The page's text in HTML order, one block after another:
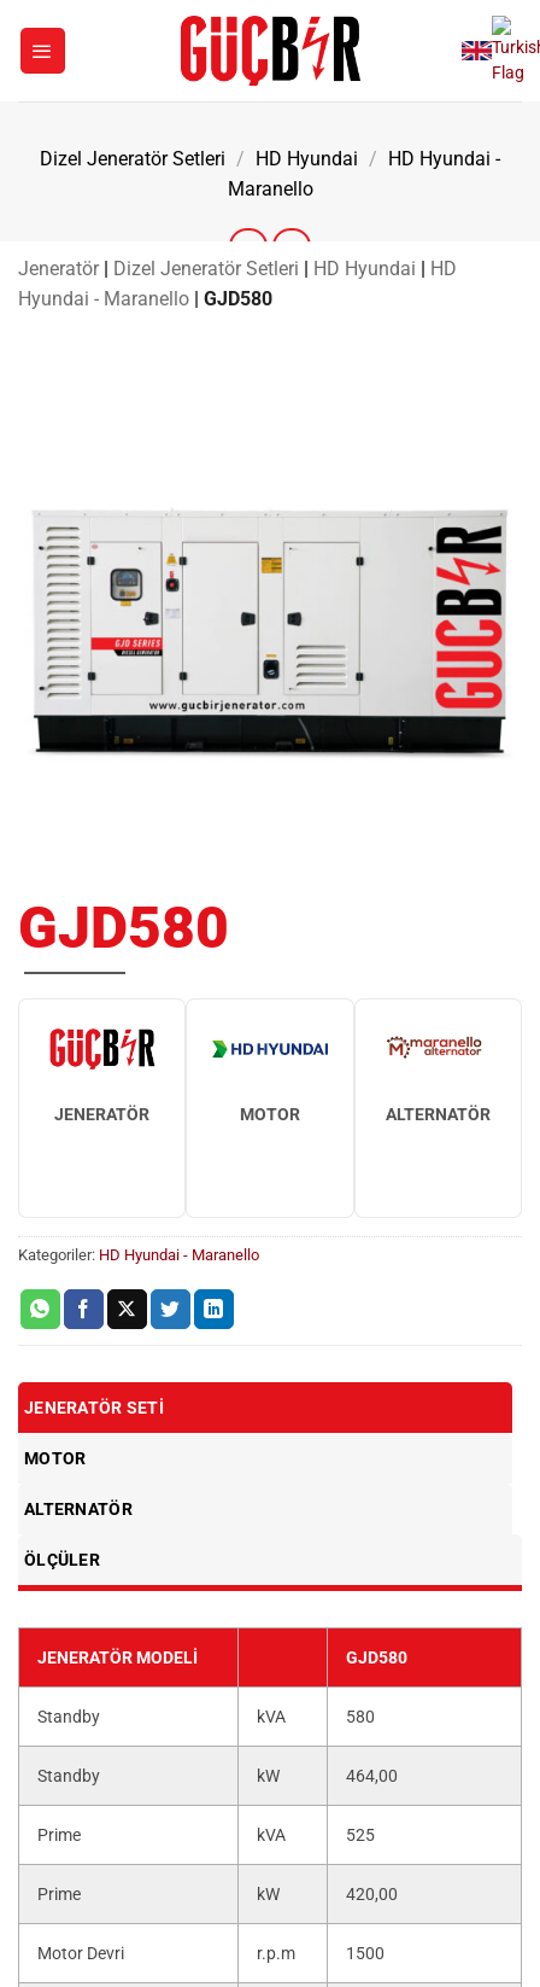
Dizel Jeneratör Setleri / HD Hyundai / HD Hyundai -
Maranello
Jeneratör | Dizel Jeneratör Setleri | HD Hyundai | HD
Hyundai - Maranello | GJD580
GJD580
JENERATÖR MOTOR ALTERNATÖR
Kategoriler: HD Hyundai - Maranello
JENERATÖR SETI
MOTOR
ALTERNATÖR
ÖLÇÜLER
JENERATÖR MODELI GJD580
Standby kVA 580
Standby kW 464,00
Prime kVA 525
Prime kW 420,00
Motor Devri r.p.m 1500